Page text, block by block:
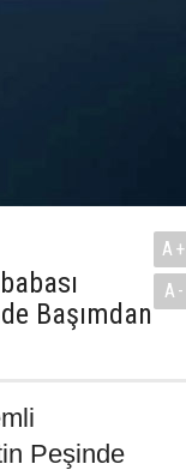
Başımdan
A+
A-
Peşinde